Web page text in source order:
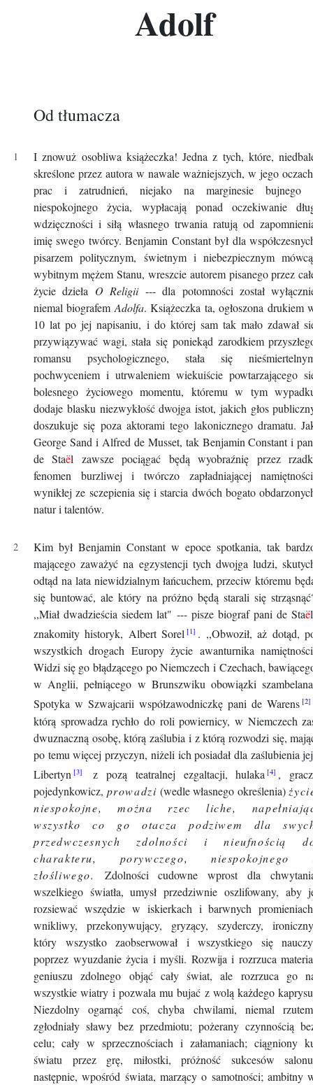
Adolf
Od tłumacza
I znowuż osobliwa książeczka! Jedna z tych, które,
skreślone przez autora w nawale ważniejszych, w jego
prac i zatrudnień, niejako na marginesie bujnego
niespokojnego życia, wypłacają ponad oczekiwanie
wdzięczności i siłą własnego trwania ratują od
imię swego twórcy. Benjamin Constant był dla
pisarzem politycznym, świetnym i niebezpiecznym
wybitnym mężem Stanu, wreszcie autorem pisanego przez
życie dzieła O Religii--- dla potomności został
niemal biografem Adolfa. Książeczka ta, ogłoszona drukiem
10 lat po jej napisaniu, i do której sam tak mało zdawał
przywiązywać wagi, stała się poniekąd zarodkiem
romansu psychologicznego, stała się
pochwyceniem i utrwaleniem wiekuiście powtarzającego
bolesnego życiowego momentu, któremu w tym
dodaje blasku niezwykłość dwojga istot, jakich głos
doszukuje się poza aktorami tego lakonicznego dramatu.
George Sand i Alfred de Musset, tak Benjamin Constant i
de Staël zawsze pociągać będą wyobraźnię przez
fenomen burzliwej i twórczo zapładniającej
wynikłej ze sczepienia się i starcia dwóch bogato
natur i talentów.
Kim był Benjamin Constant w epoce spotkania, tak
mającego zaważyć na egzystencji tych dwojga ludzi,
odtąd na lata niewidzialnym łańcuchem, przeciw któremu
się buntować, ale który na próżno będą starali się
,,Miał dwadzieścia siedem lat" --- pisze biograf pani de Staë
znakomity historyk, Albert Sorel
. ,,Obwoził, aż dotąd,
wszystkich drogach Europy życie awanturnika
Widzi się go błądzącego po Niemczech i Czechach,
w Anglii, pełniącego w Brunszwiku obowiązki
Spotyka w Szwajcarii współzawodniczkę pani de Warens
którą sprowadza rychło do roli powiernicy, w Niemczech
dwuznaczną osobę, którą zaślubia i z którą rozwodzi się,
po temu więcej przyczyn, niżeli ich posiadał dla zaślubienia
Libertyn
z pozą teatralnej ezgaltacji, hulaka
,
pojedynkowicz, prowadzi (wedle własnego określenia)
niespokojne, można rzec liche,
wszystko co go otacza podziwem dla
przedwczesnych zdolności i nieufnością
charakteru, porywczego, niespokojnego
złośliwego.
Zdolności cudowne wprost dla
wszelkiego światła, umysł przedziwnie oszlifowany, aby
rozsiewać wszędzie w iskierkach i barwnych
wnikliwy, przekonywujący, gryzący, szyderczy,
który wszystko zaobserwował i wszystkiego się
poprzez wyuzdanie życia i myśli. Rozwija i rozrzuca
geniuszu zdolnego objąć cały świat, ale rozrzuca go
wszystkie wiatry i pozwala mu bujać z wolą każdego
Niezdolny ogarnąć coś, chyba chwilami, niemal
zgłodniały sławy bez przedmiotu; pożerany czynnością
celu; cały w sprzecznościach i załamaniach; ciągniony
światu przez grę, miłostki, próżność sukcesów
następnie, wpośród świata, marzący o samotności; ambitny